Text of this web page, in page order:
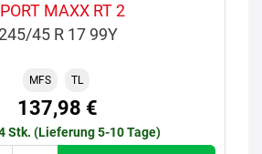
MAXX RT 2
45 R 17 99Y
MFS TL
137,98 €
Stk. (Lieferung 5-10 Tage)